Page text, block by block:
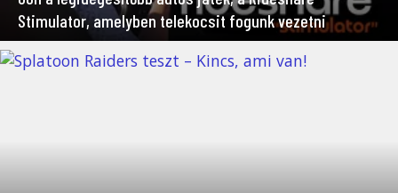
Stimulator, amelyben telekocsit fogunk vezetni